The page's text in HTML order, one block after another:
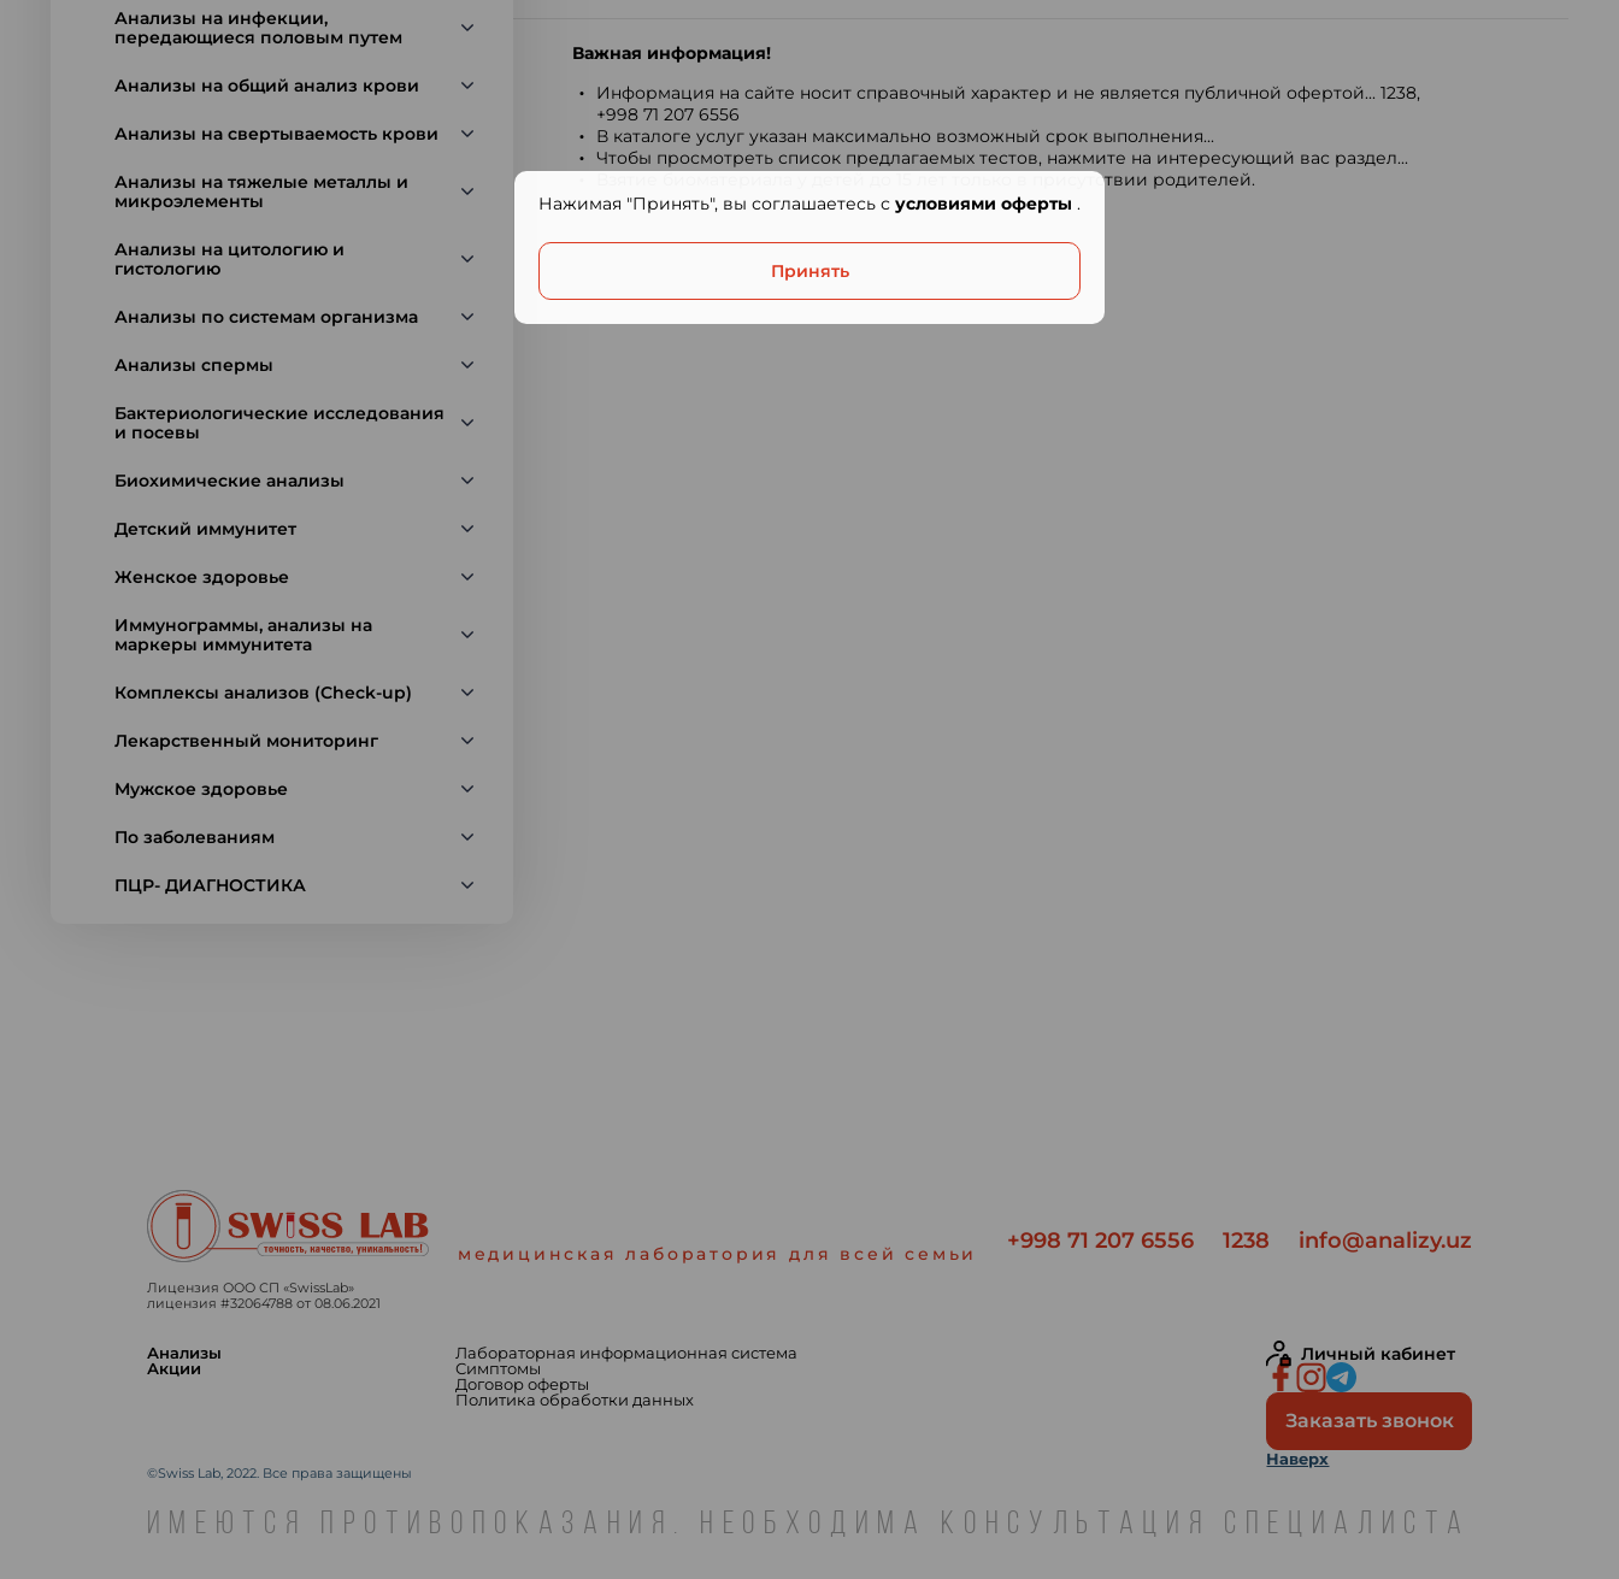
Анализы на инфекции,
передающиеся половым путем
Анализы на общий анализ крови
Анализы на свертываемость крови
Анализы на тяжелые металлы и
микроэлементы
Анализы на цитологию и
гистологию
Анализы по системам организма
Анализы спермы
Бактериологические исследования
и посевы
Биохимические анализы
Детский иммунитет
Женское здоровье
Иммунограммы, анализы на
маркеры иммунитета
Комплексы анализов (Check-up)
Лекарственный мониторинг
Мужское здоровье
По заболеваниям
ПЦР- ДИАГНОСТИКА
Важная информация!
Информация на сайте носит справочный характер и не является публичной офертой... 1238,
+998 71 207 6556
В каталоге услуг указан максимально возможный срок выполнения...
Чтобы просмотреть список предлагаемых тестов, нажмите на интересующий вас раздел...
Взятие биоматериала у детей до 15 лет только в присутствии родителей.
Нажимая "Принять", вы соглашаетесь с условиями оферты .
Принять
медицинская лаборатория для всей семьи +998 71 207 6556 1238 info@analizy.uz
Лицензия ООО СП «SwissLab»
лицензия #32064788 от 08.06.2021
Анализы
Акции
Лабораторная информационная система
Симптомы
Договор оферты
Политика обработки данных
Личный кабинет
Заказать звонок
Наверх
©Swiss Lab, 2022. Все права защищены
ИМЕЮТСЯ ПРОТИВОПОКАЗАНИЯ. НЕОБХОДИМА КОНСУЛЬТАЦИЯ СПЕЦИАЛИСТА